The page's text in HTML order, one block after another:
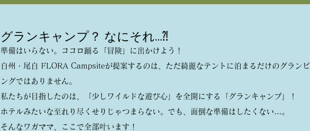
グランキャンプ？ なにそれ…⁈
準備はいらない。ココロ踊る「冒険」に出かけよう！
白州・尾白 FLORA Campsiteが提案するのは、ただ綺麗なテントに泊まるだけのグランピ
ングではありません。
私たちが目指したのは、「少しワイルドな遊び心」を全開にする「グランキャンプ」！
ホテルみたいな至れり尽くせりじゃつまらない。でも、面倒な準備はしたくない…。
そんなワガママ、ここで全部叶います！